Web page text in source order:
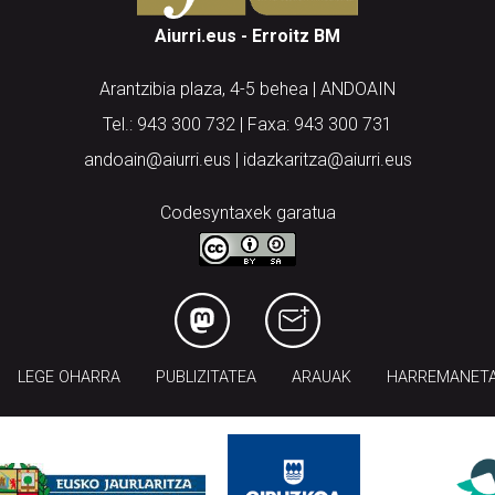
Aiurri.eus - Erroitz BM
Arantzibia plaza, 4-5 behea | ANDOAIN
Tel.: 943 300 732 | Faxa: 943 300 731
andoain@aiurri.eus | idazkaritza@aiurri.eus
Codesyntaxek garatua
LEGE OHARRA PUBLIZITATEA ARAUAK